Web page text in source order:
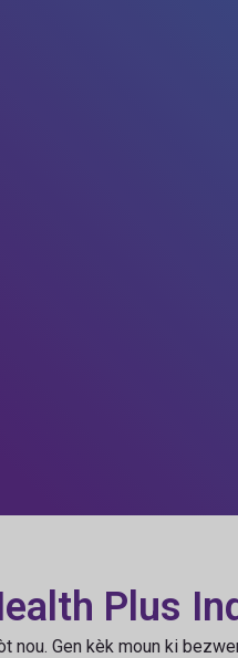
Plus
nou. Gen kèk moun ki